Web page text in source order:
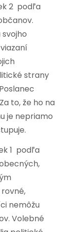
2 podľa
strany
to, že ho na
je nepriamo
1 podľa
nemôžu
Volebné